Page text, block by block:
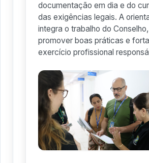
documentação em dia e do
das exigências legais. A
integra o trabalho do
promover boas práticas e
exercício profissional